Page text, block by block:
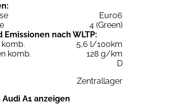
Euro6
4 (Green)
Emissionen nach WLTP:
5,6 l/100km
komb.
128 g/km
D
Zentrallager
A1 anzeigen